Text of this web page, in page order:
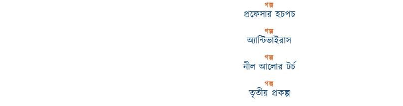
গল্প
প্রফেসার হচপচ
গল্প
অ্যান্টিভাইরাস
গল্প
নীল আলোর টর্চ
গল্প
তৃতীয় প্রকল্প